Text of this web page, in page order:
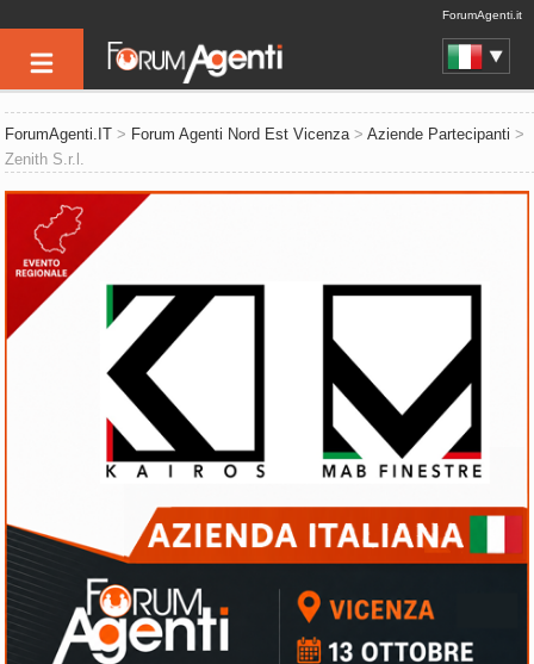
ForumAgenti.it
ForumAgenti.IT > Forum Agenti Nord Est Vicenza>Aziende Partecipanti >
Zenith S.r.l.